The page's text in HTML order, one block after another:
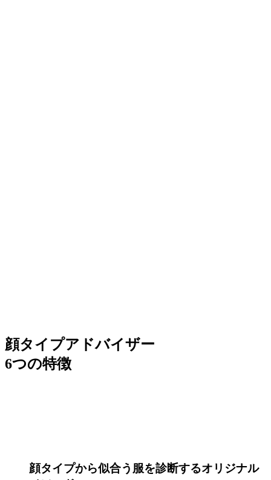
顔タイプアドバイザー
6つの特徴
顔タイプから似合う服を診断するオリジナル